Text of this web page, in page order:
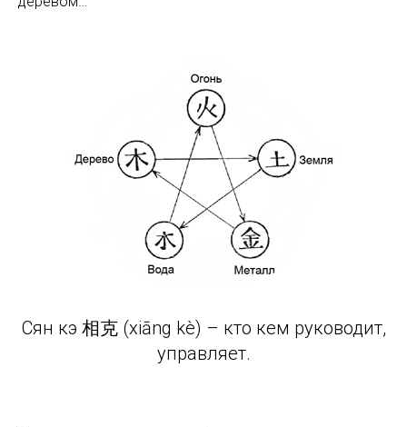
Сян кэ 相克 (xiāng kè) – кто кем руководит,
управляет.